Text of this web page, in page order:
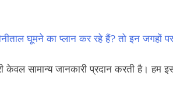
घूमने का प्लान कर रहे हैं? तो इन जगहों
केवल सामान्य जानकारी प्रदान करती है। हम